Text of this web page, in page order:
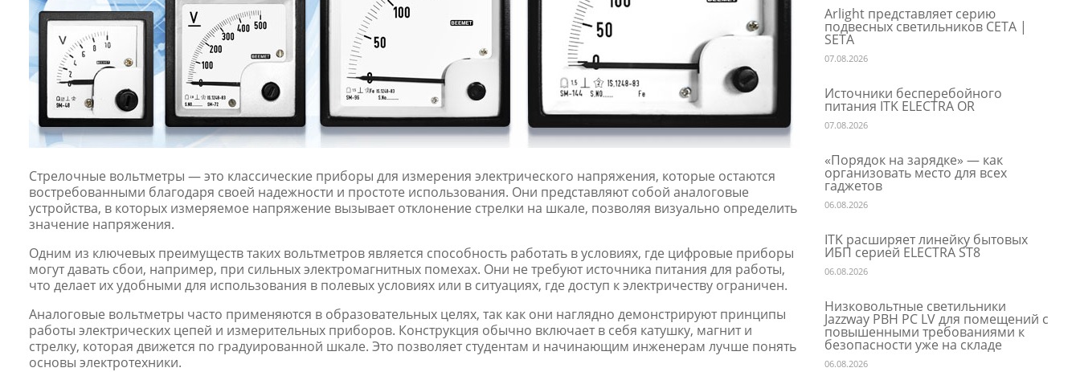
Стрелочные вольтметры — это классические приборы для измерения электрического напряжения, которые остаются
востребованными благодаря своей надежности и простоте использования. Они представляют собой аналоговые
устройства, в которых измеряемое напряжение вызывает отклонение стрелки на шкале, позволяя визуально определить
значение напряжения.
Одним из ключевых преимуществ таких вольтметров является способность работать в условиях, где цифровые приборы
могут давать сбои, например, при сильных электромагнитных помехах. Они не требуют источника питания для работы,
что делает их удобными для использования в полевых условиях или в ситуациях, где доступ к электричеству ограничен.
Аналоговые вольтметры часто применяются в образовательных целях, так как они наглядно демонстрируют принципы
работы электрических цепей и измерительных приборов. Конструкция обычно включает в себя катушку, магнит и
стрелку, которая движется по градуированной шкале. Это позволяет студентам и начинающим инженерам лучше понять
основы электротехники.
Arlight представляет серию
подвесных светильников СЕТА |
SETA
07.08.2026
Источники бесперебойного
питания ITK ELECTRA OR
07.08.2026
«Порядок на зарядке» — как
организовать место для всех
гаджетов
06.08.2026
ITK расширяет линейку бытовых
ИБП серией ELECTRA ST8
06.08.2026
Низковольтные светильники
Jazzway PBH PC LV для помещений с
повышенными требованиями к
безопасности уже на складе
06.08.2026